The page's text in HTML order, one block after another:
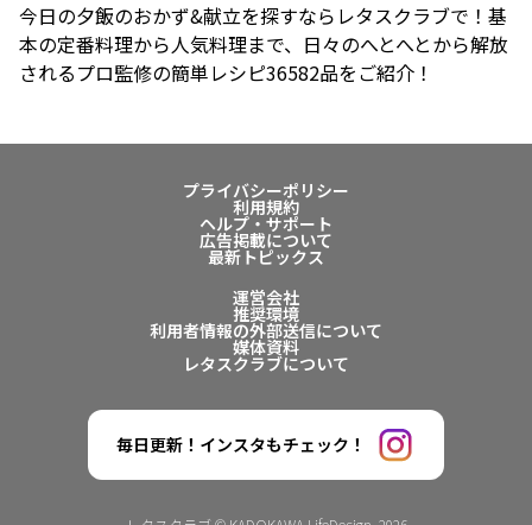
今日の夕飯のおかず&献立を探すならレタスクラブで！基
本の定番料理から人気料理まで、日々のへとへとから解放
されるプロ監修の簡単レシピ36582品をご紹介！
プライバシーポリシー
利用規約
ヘルプ・サポート
広告掲載について
最新トピックス
運営会社
推奨環境
利用者情報の外部送信について
媒体資料
レタスクラブについて
毎日更新！インスタもチェック！